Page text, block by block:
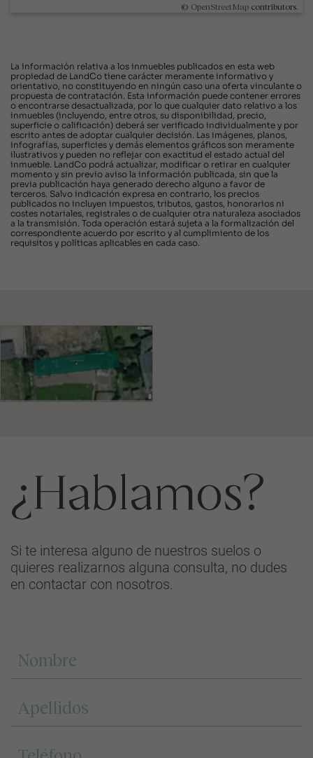
© OpenStreetMap contributors.
La información relativa a los inmuebles publicados en esta web
propiedad de LandCo tiene carácter meramente informativo y
orientativo, no constituyendo en ningún caso una oferta vinculante o
propuesta de contratación. Esta información puede contener errores
o encontrarse desactualizada, por lo que cualquier dato relativo a los
inmuebles (incluyendo, entre otros, su disponibilidad, precio,
superficie o calificación) deberá ser verificado individualmente y por
escrito antes de adoptar cualquier decisión. Las imágenes, planos,
infografías, superficies y demás elementos gráficos son meramente
ilustrativos y pueden no reflejar con exactitud el estado actual del
inmueble. LandCo podrá actualizar, modificar o retirar en cualquier
momento y sin previo aviso la información publicada, sin que la
previa publicación haya generado derecho alguno a favor de
terceros. Salvo indicación expresa en contrario, los precios
publicados no incluyen impuestos, tributos, gastos, honorarios ni
costes notariales, registrales o de cualquier otra naturaleza asociados
a la transmisión. Toda operación estará sujeta a la formalización del
correspondiente acuerdo por escrito y al cumplimiento de los
requisitos y políticas aplicables en cada caso.
¿Hablamos?
Si te interesa alguno de nuestros suelos o
quieres realizarnos alguna consulta, no dudes
en contactar con nosotros.